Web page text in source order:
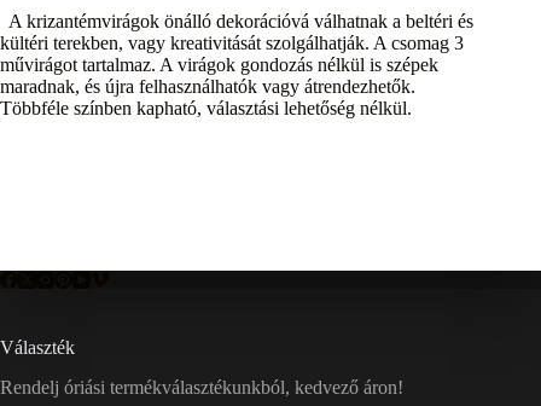
A krizantémvirágok önálló dekorációvá válhatnak a beltéri és
kültéri terekben, vagy kreativitását szolgálhatják. A csomag 3
művirágot tartalmaz. A virágok gondozás nélkül is szépek
maradnak, és újra felhasználhatók vagy átrendezhetők.
Többféle színben kapható, választási lehetőség nélkül.
Választék
Rendelj óriási termékválasztékunkból, kedvező áron!